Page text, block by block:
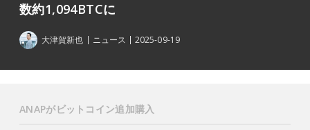
数約1,094BTCに
大津賀新也 ニュース 2025-09-19
ANAPがビットコイン追加購入